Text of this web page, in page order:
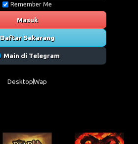
Remember Me
Masuk
Daftar Sekarang
Main di Telegram
DesktopWap